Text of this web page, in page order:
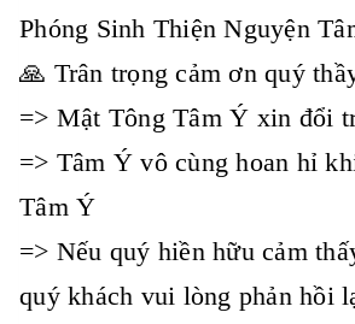
Phóng Sinh Thiện Nguyện
🙏 Trân trọng cảm ơn quý
=> Mật Tông Tâm Ý xin đổi
=> Tâm Ý vô cùng hoan hỉ
Tâm Ý
=> Nếu quý hiền hữu cảm
quý khách vui lòng phản hồi